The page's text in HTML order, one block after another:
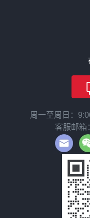
周一至周日：
客服邮箱